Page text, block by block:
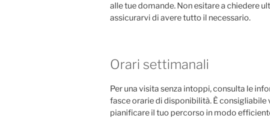
alle tue domande. Non esitare a chiedere
assicurarvi di avere tutto il necessario.
Orari settimanali
Per una visita senza intoppi, consulta le
fasce orarie di disponibilità. È consigliabile
pianificare il tuo percorso in modo